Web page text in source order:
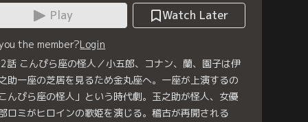
Play
Watch Later
the member?Login
話 こんぴら座の怪人／小五郎、コナン、蘭、園子は伊
助一座の芝居を見るため金丸座へ。一座が上演するの
んぴら座の怪人」という時代劇。玉之助が怪人、女優
ロミがヒロインの歌姫を演じる。稽古が再開される